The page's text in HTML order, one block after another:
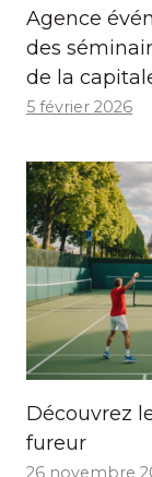
Agence
des
de la
5 février 2026
Découvrez
fureur
26 novembre